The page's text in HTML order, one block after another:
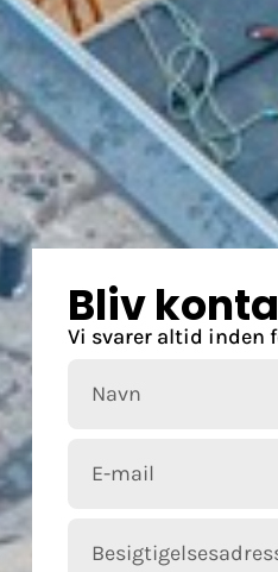
Bliv
Vi svarer altid inden